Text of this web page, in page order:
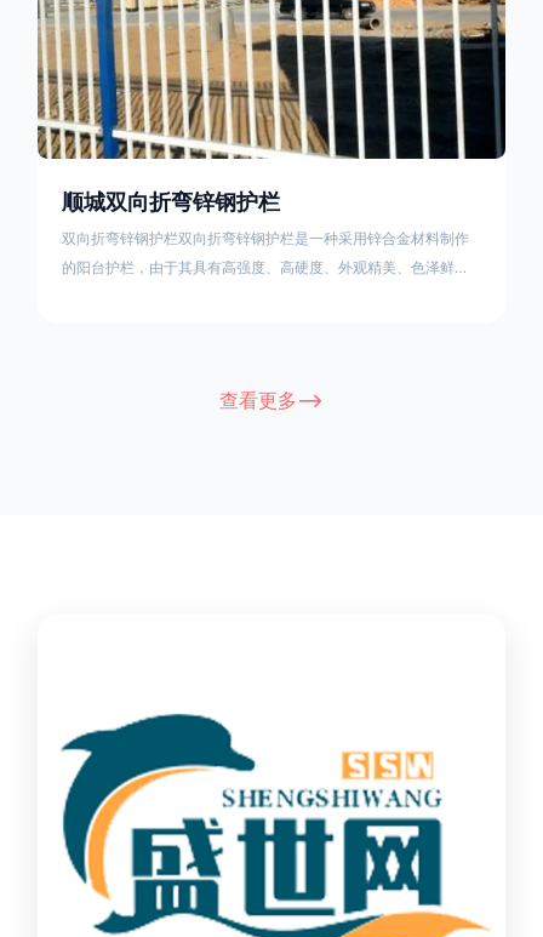
顺城双向折弯锌钢护栏
双向折弯锌钢护栏双向折弯锌钢护栏是一种采用锌合金材料制作
的阳台护栏，由于其具有高强度、高硬度、外观精美、色泽鲜艳
或者咨询厂家客服以获取更准确的信息。
查看更多-->